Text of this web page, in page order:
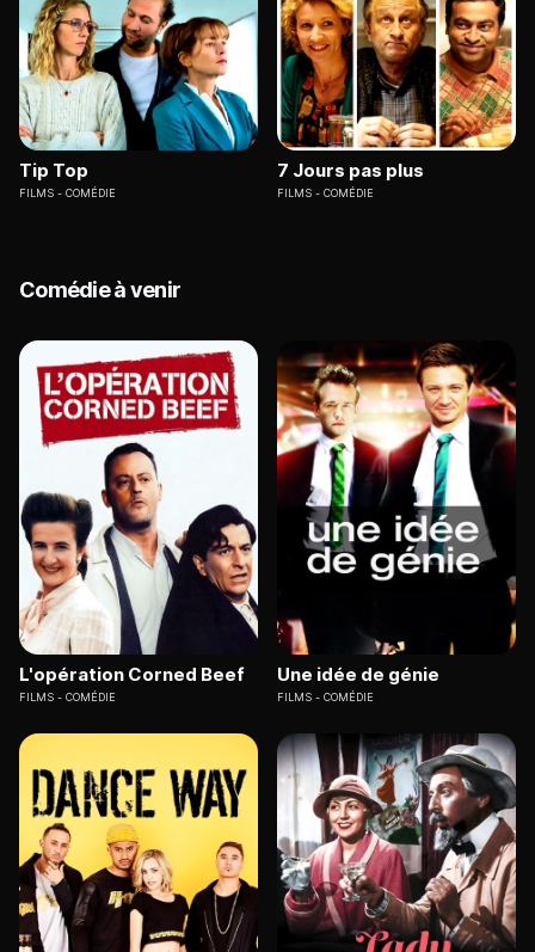
Tip Top
FILMS COMÉDIE
7 Jours pas plus
FILMS COMÉDIE
Comédie à venir
L'opération Corned Beef
FILMS COMÉDIE
Une idée de génie
FILMS COMÉDIE